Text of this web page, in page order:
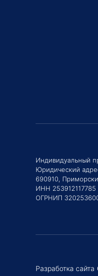
Индивидуальный
Юридический
690910,
ИНН 253912117785
ОГРНИП
Разработка сайта